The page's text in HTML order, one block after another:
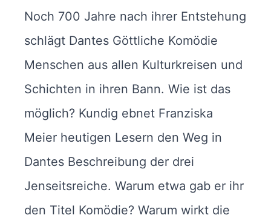
Noch 700 Jahre nach ihrer Entstehung
schlägt Dantes Göttliche Komödie
Menschen aus allen Kulturkreisen und
Schichten in ihren Bann. Wie ist das
möglich? Kundig ebnet Franziska
Meier heutigen Lesern den Weg in
Dantes Beschreibung der drei
Jenseitsreiche. Warum etwa gab er ihr
den Titel Komödie? Warum wirkt die